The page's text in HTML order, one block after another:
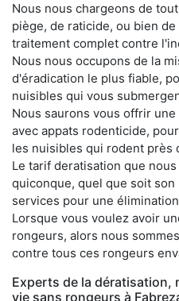
Nous nous chargeons de
piège, de raticide, ou bien
traitement complet contre
Nous nous occupons de la
d'éradication le plus fiable,
nuisibles qui vous
Nous saurons vous offrir
avec appats rodenticide,
les nuisibles qui rodent près
Le tarif deratisation que
quiconque, quel que soit
services pour une
Lorsque vous voulez avoir
rongeurs, alors nous
contre tous ces rongeurs
Experts de la dératisation,
vie sans rongeurs à